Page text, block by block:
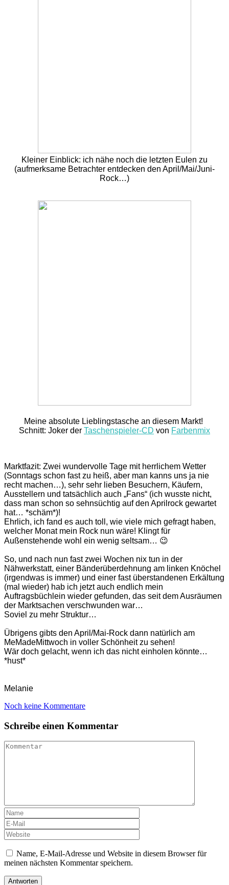
Kleiner Einblick: ich nähe noch die letzten Eulen zu
(aufmerksame Betrachter entdecken den April/Mai/Juni-
Rock…)
Meine absolute Lieblingstasche an diesem Markt!
Schnitt: Joker der Taschenspieler-CD von Farbenmix
Marktfazit: Zwei wundervolle Tage mit herrlichem Wetter
(Sonntags schon fast zu heiß, aber man kanns uns ja nie
recht machen…), sehr sehr lieben Besuchern, Käufern,
Ausstellern und tatsächlich auch „Fans“ (ich wusste nicht,
dass man schon so sehnsüchtig auf den Aprilrock gewartet
hat… *schäm*)!
Ehrlich, ich fand es auch toll, wie viele mich gefragt haben,
welcher Monat mein Rock nun wäre! Klingt für
Außenstehende wohl ein wenig seltsam… 😉
So, und nach nun fast zwei Wochen nix tun in der
Nähwerkstatt, einer Bänderüberdehnung am linken Knöchel
(irgendwas is immer) und einer fast überstandenen Erkältung
(mal wieder) hab ich jetzt auch endlich mein
Auftragsbüchlein wieder gefunden, das seit dem Ausräumen
der Marktsachen verschwunden war…
Soviel zu mehr Struktur…
Übrigens gibts den April/Mai-Rock dann natürlich am
MeMadeMittwoch in voller Schönheit zu sehen!
Wär doch gelacht, wenn ich das nicht einholen könnte…
*hust*
Melanie
Noch keine Kommentare
Schreibe einen Kommentar
Name, E-Mail-Adresse und Website in diesem Browser für
meinen nächsten Kommentar speichern.